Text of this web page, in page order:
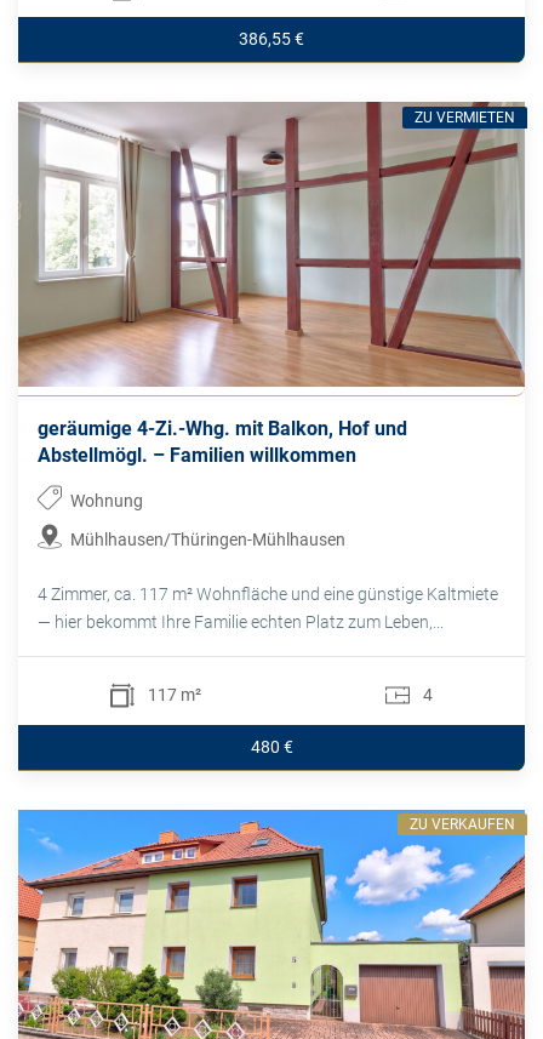
386,55 €
geräumige 4-Zi.-Whg. mit Balkon, Hof und
Abstellmögl. – Familien willkommen
Wohnung
Mühlhausen/Thüringen-Mühlhausen
4 Zimmer, ca. 117 m² Wohnfläche und eine günstige Kaltmiete
— hier bekommt Ihre Familie echten Platz zum Leben,...
117 m² 4
480 €
ZU VERMIETEN
ZU VERKAUFEN